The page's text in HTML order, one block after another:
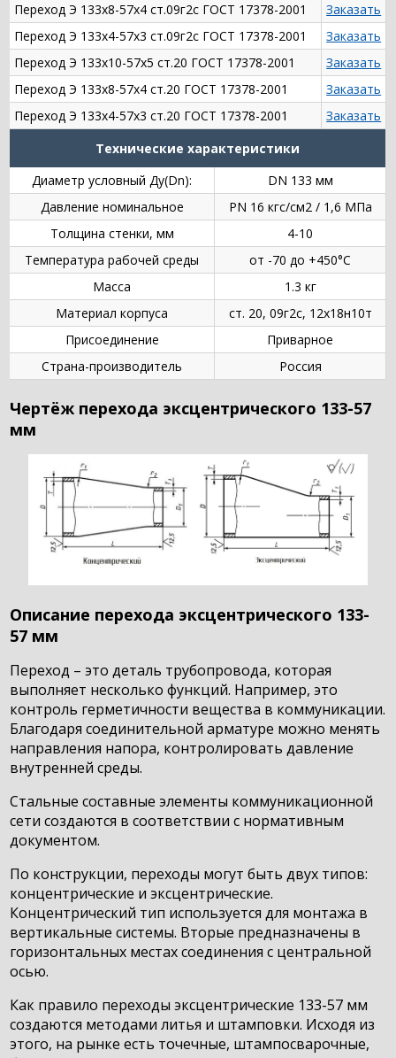
Переход Э 133х8-57х4 ст.09г2с ГОСТ 17378-2001
Заказать
Переход Э 133х4-57х3 ст.09г2с ГОСТ 17378-2001
Заказать
Переход Э 133х10-57х5 ст.20 ГОСТ 17378-2001
Заказать
Переход Э 133х8-57х4 ст.20 ГОСТ 17378-2001
Заказать
Переход Э 133х4-57х3 ст.20 ГОСТ 17378-2001
Заказать
Технические характеристики
Диаметр условный Ду(Dn):
DN 133 мм
Давление номинальное
PN 16 кгс/см2 / 1,6 МПа
Толщина стенки, мм
4-10
Температура рабочей среды
от -70 до +450°C
Масса
1.3 кг
Материал корпуса
ст. 20, 09г2с, 12х18н10т
Присоединение
Приварное
Страна-производитель
Россия
Чертёж перехода эксцентрического 133-57
мм
Описание перехода эксцентрического 133-
57 мм
Переход – это деталь трубопровода, которая
выполняет несколько функций. Например, это
контроль герметичности вещества в коммуникации.
Благодаря соединительной арматуре можно менять
направления напора, контролировать давление
внутренней среды.
Стальные составные элементы коммуникационной
сети создаются в соответствии с нормативным
документом.
По конструкции, переходы могут быть двух типов:
концентрические и эксцентрические.
Концентрический тип используется для монтажа в
вертикальные системы. Вторые предназначены в
горизонтальных местах соединения с центральной
осью.
Как правило переходы эксцентрические 133-57 мм
создаются методами литья и штамповки. Исходя из
этого, на рынке есть точечные, штампосварочные,